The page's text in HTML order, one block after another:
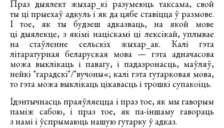
Праз дыялект жыхар_кі разумеюць таксама, свой
ты ці прыехаў адкуль і як да цябе ставіцца ў размове.
І тое, як ты будзеш адказваць, на якой мове
ці дыялекце, з якімі націскамі ці лексікай, уплывае
на стаўленне сельскіх жыхар_ак. Калі гэта
літаратурная беларуская мова — гэта адначасова
можа выклікаць і павагу, і падазронасць, маўляў,
нейкі "гарадскі"/"вучоны«; калі гэта гутарковая мова,
то гэта можа выклікаць цікавасць і трошкі супакоіць.
Ідэнтычнасць праяўляецца і праз тое, як мы гаворым
паміж сабою, і праз тое, як па-іншаму гавораць
з намі і ўспрымаюць нашую гутарку ў адказ.